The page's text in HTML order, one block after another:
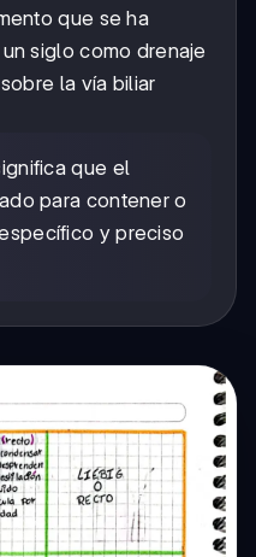
que se ha
siglo como drenaje
la vía biliar
que el
para contener o
y preciso